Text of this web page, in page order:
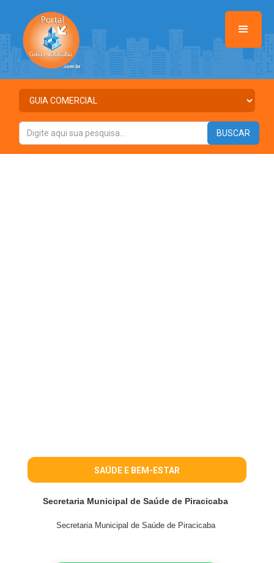
SAÚDE E BEM-ESTAR
Secretaria Municipal de Saúde de Piracicaba
Secretaria Municipal de Saúde de Piracicaba